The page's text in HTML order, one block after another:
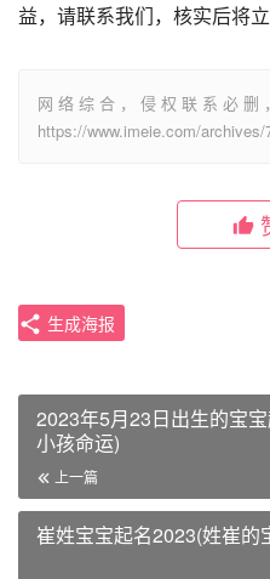
益，请联系我们，核实后将立
网络综合，侵权联系必删
https://www.imeie.com/archives/
生成海报
2023年5月23日出生的宝
小孩命运)
上一篇
崔姓宝宝起名2023(姓崔的